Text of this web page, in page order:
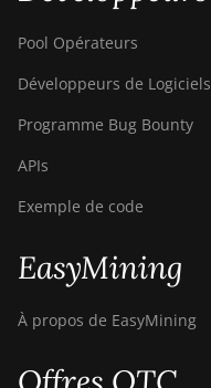
Pool Opérateurs
Développeurs de Logiciels
Programme Bug Bounty
APIs
Exemple de code
EasyMining
À propos de EasyMining